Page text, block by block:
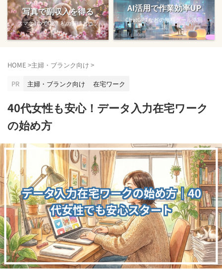
写真で副収入を得る
スマホ1つでOK！私の実績とコツ
AI活用で作業効率UP
ChatGPTなどの無料ツール活用
法
HOME >主婦・ブランク向け >
PR
主婦・ブランク向け 在宅ワーク
40代女性も安心！データ入力在宅ワーク
の始め方